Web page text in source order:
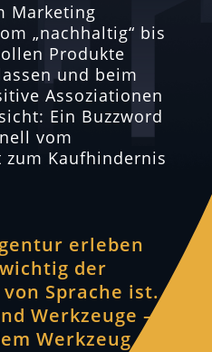
Marketing
„nachhaltig“ bis
Produkte
und beim
Assoziationen
Ein Buzzword
vom
zum Kaufhindernis
erleben
der
Sprache ist.
Werkzeuge –
Werkzeug